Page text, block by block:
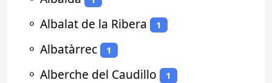
⚬ Albalat de la Ribera 1
⚬ Albatàrrec 1
⚬ Alberche del Caudillo 1